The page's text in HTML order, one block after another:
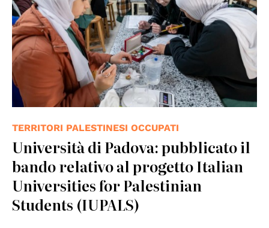
TERRITORI PALESTINESI OCCUPATI
Università di Padova: pubblicato il
bando relativo al progetto Italian
Universities for Palestinian
Students (IUPALS)